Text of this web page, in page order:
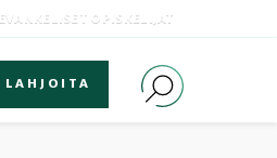
EVANKELISET OPISKELIJAT
LAHJOITA